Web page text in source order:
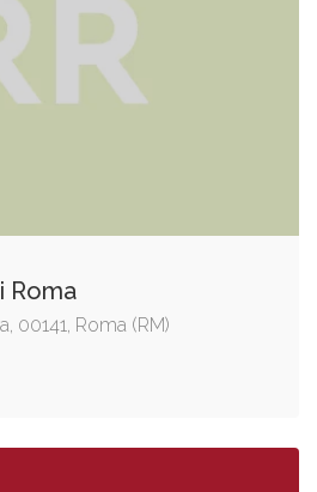
Roma
00141, Roma (RM)